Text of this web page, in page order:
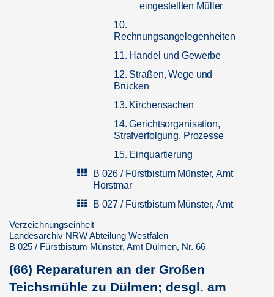
eingestellten Müller
10.
Rechnungsangelegenheiten
11. Handel und Gewerbe
12. Straßen, Wege und
Brücken
13. Kirchensachen
14. Gerichtsorganisation,
Strafverfolgung, Prozesse
15. Einquartierung
B 026 / Fürstbistum Münster, Amt
Horstmar
B 027 / Fürstbistum Münster, Amt
B 028 / Fürstbistum Münster, Amt
Sassenberg
B 029 / Fürstbistum Münster, Amt
Stromberg
Verzeichnungseinheit
Landesarchiv NRW Abteilung Westfalen
B 025 / Fürstbistum Münster, Amt Dülmen, Nr. 66
(66) Reparaturen an der Großen
Teichsmühle zu Dülmen; desgl. am